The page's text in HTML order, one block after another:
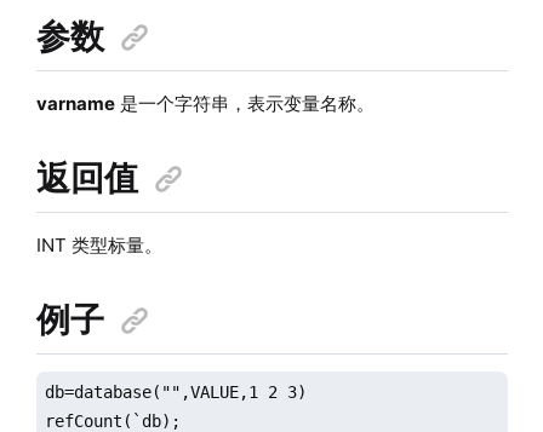
参数
varname是一个字符串，表示变量名称。
返回值
INT 类型标量。
例子
db=database("",VALUE,1 2 3)
refCount(`db);